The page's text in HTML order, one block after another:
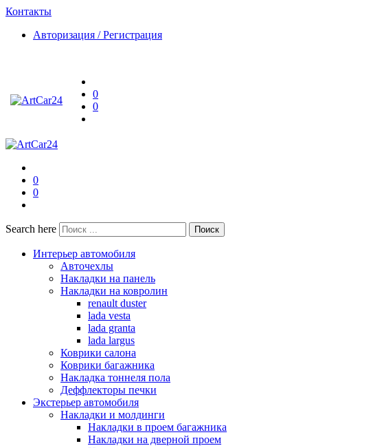
Контакты
Авторизация / Регистрация
0
0
0
0
Search here Поиск
Интерьер автомобиля
Авточехлы
Накладки на панель
Накладки на ковролин
renault duster
lada vesta
lada granta
lada largus
Коврики салона
Коврики багажника
Накладка тоннеля пола
Деффлекторы печки
Экстерьер автомобиля
Накладки и молдинги
Накладки в проем багажника
Накладки на дверной проем